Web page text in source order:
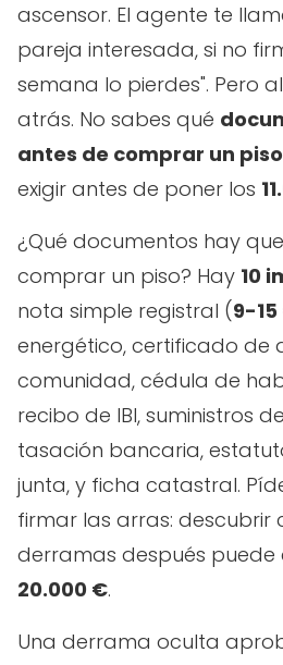
ascensor. El agente te
pareja interesada, si no
semana lo pierdes". Pero
atrás. No sabes qué
antes de comprar un piso
exigir antes de poner los
¿Qué documentos hay
comprar un piso? Hay 10
nota simple registral (9-
energético, certificado de
comunidad, cédula de
recibo de IBI, suministros
tasación bancaria,
junta, y ficha catastral.
firmar las arras: descubrir
derramas después puede
20.000 €.
Una derrama oculta